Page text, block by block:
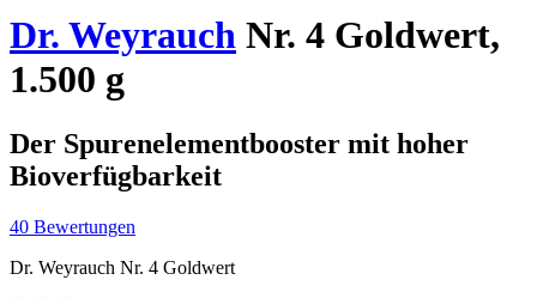
Dr. Weyrauch Nr. 4 Goldwert,
1.500 g
Der Spurenelementbooster mit hoher
Bioverfügbarkeit
40 Bewertungen
Dr. Weyrauch Nr. 4 Goldwert